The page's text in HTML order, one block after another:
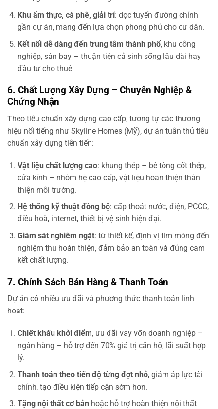
Khu ẩm thực, cà phê, giải trí: dọc tuyến đường chính
gần dự án, mang đến lựa chọn phong phú cho cư dân.
Kết nối dễ dàng đến trung tâm thành phố, khu công
nghiệp, sân bay – thuận tiện cả sinh sống lâu dài hay
đầu tư cho thuê.
6. Chất Lượng Xây Dựng – Chuyên Nghiệp &
Chứng Nhận
Theo tiêu chuẩn xây dựng cao cấp, tương tự các thương
hiệu nổi tiếng như Skyline Homes (Mỹ), dự án tuân thủ tiêu
chuẩn xây dựng tiên tiến:
Vật liệu chất lượng cao: khung thép – bê tông cốt thép,
cửa kính – nhôm hệ cao cấp, vật liệu hoàn thiện thân
thiện môi trường.
Hệ thống kỹ thuật đồng bộ: cấp thoát nước, điện, PCCC,
điều hoà, internet, thiết bị vệ sinh hiện đại.
Giám sát nghiêm ngặt: từ thiết kế, định vị tim móng đến
nghiệm thu hoàn thiện, đảm bảo an toàn và đúng cam
kết chất lượng.
7. Chính Sách Bán Hàng & Thanh Toán
Dự án có nhiều ưu đãi và phương thức thanh toán linh
hoạt:
Chiết khấu khởi điểm, ưu đãi vay vốn doanh nghiệp –
ngân hàng – hỗ trợ đến 70% giá trị căn hộ, lãi suất hợp
lý.
Thanh toán theo tiến độ từng đợt nhỏ, giảm áp lực tài
chính, tạo điều kiện tiếp cận sớm hơn.
Tặng nội thất cơ bản hoặc hỗ trợ hoàn thiện nội thất